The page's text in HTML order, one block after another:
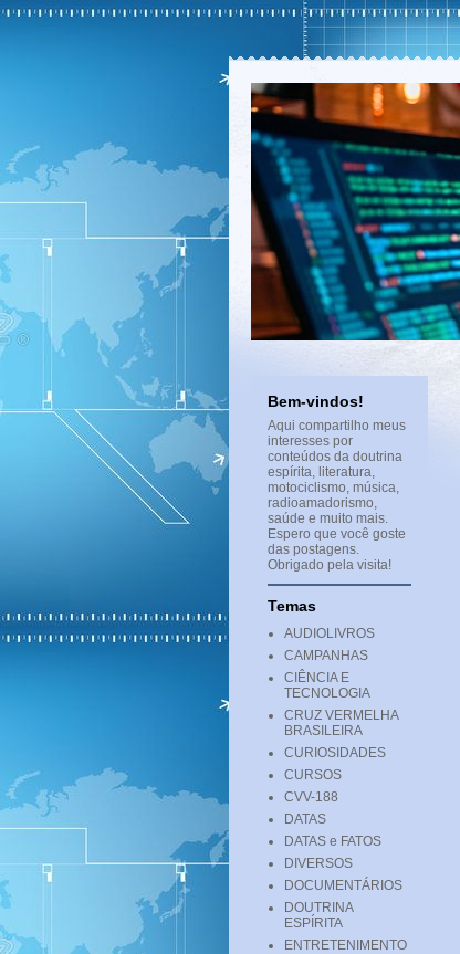
Bem-vindos!
Aqui compartilho meus
interesses por
conteúdos da doutrina
espírita, literatura,
motociclismo, música,
radioamadorismo,
saúde e muito mais.
Espero que você goste
das postagens.
Obrigado pela visita!
Temas
AUDIOLIVROS
CAMPANHAS
CIÊNCIA E
TECNOLOGIA
CRUZ VERMELHA
BRASILEIRA
CURIOSIDADES
CURSOS
CVV-188
DATAS
DATAS e FATOS
DIVERSOS
DOCUMENTÁRIOS
DOUTRINA
ESPÍRITA
ENTRETENIMENTO